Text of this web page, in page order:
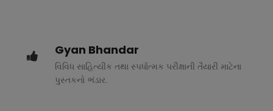
Gyan Bhandar
વિવિધ સાહિત્યીક તથા સ્પર્ધાત્મક પરીક્ષાની તૈયારી માટેના
પુસ્તકનો ભંડાર.